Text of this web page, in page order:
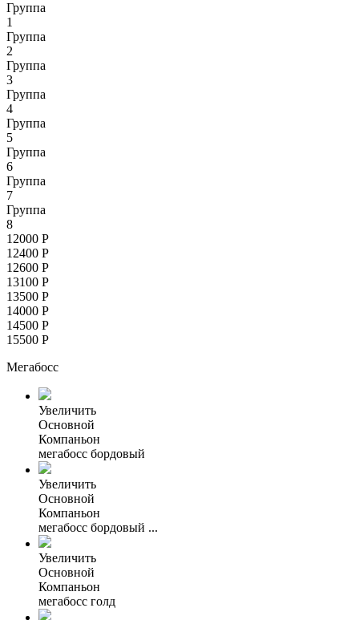
Группа
1
Группа
2
Группа
3
Группа
4
Группа
5
Группа
6
Группа
7
Группа
8
12000 Р
12400 Р
12600 Р
13100 Р
13500 Р
14000 Р
14500 Р
15500 Р
Мегабосс
Увеличить
Основной
Компаньон
мегабосс бордовый
Увеличить
Основной
Компаньон
мегабосс бордовый ...
Увеличить
Основной
Компаньон
мегабосс голд